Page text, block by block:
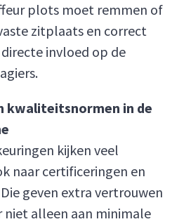
plots moet remmen of
zitplaats en correct
invloed op de
kwaliteitsnormen in de
kijken veel
naar certificeringen en
geven extra vertrouwen
niet alleen aan minimale